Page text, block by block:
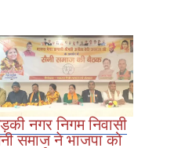
नगर निगम निवासी
समाज ने भाजपा को